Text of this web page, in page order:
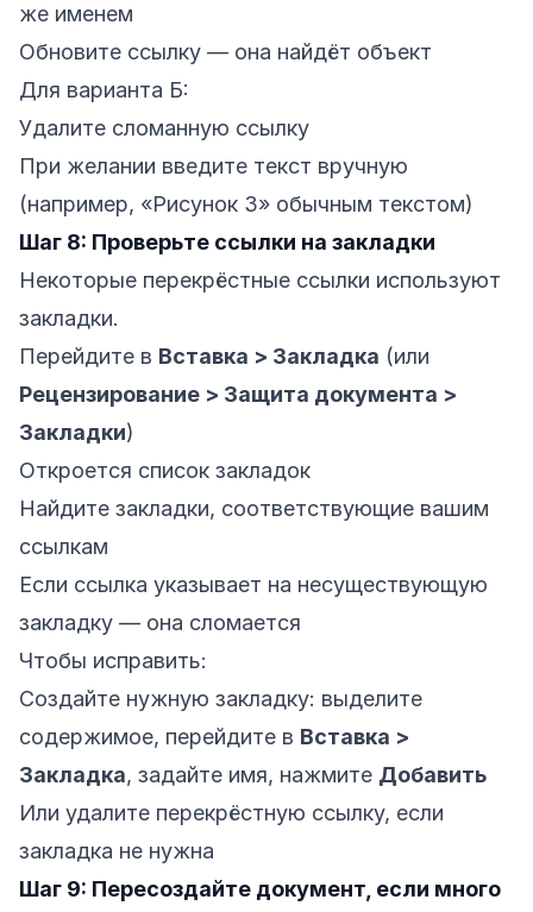
же именем
Обновите ссылку — она найдёт объект
Для варианта Б:
Удалите сломанную ссылку
При желании введите текст вручную
(например, «Рисунок 3» обычным текстом)
Шаг 8: Проверьте ссылки на закладки
Некоторые перекрёстные ссылки используют
закладки.
Перейдите в Вставка > Закладка (или
Рецензирование > Защита документа >
Закладки)
Откроется список закладок
Найдите закладки, соответствующие вашим
ссылкам
Если ссылка указывает на несуществующую
закладку — она сломается
Чтобы исправить:
Создайте нужную закладку: выделите
содержимое, перейдите в Вставка >
Закладка, задайте имя, нажмите Добавить
Или удалите перекрёстную ссылку, если
закладка не нужна
Шаг 9: Пересоздайте документ, если много